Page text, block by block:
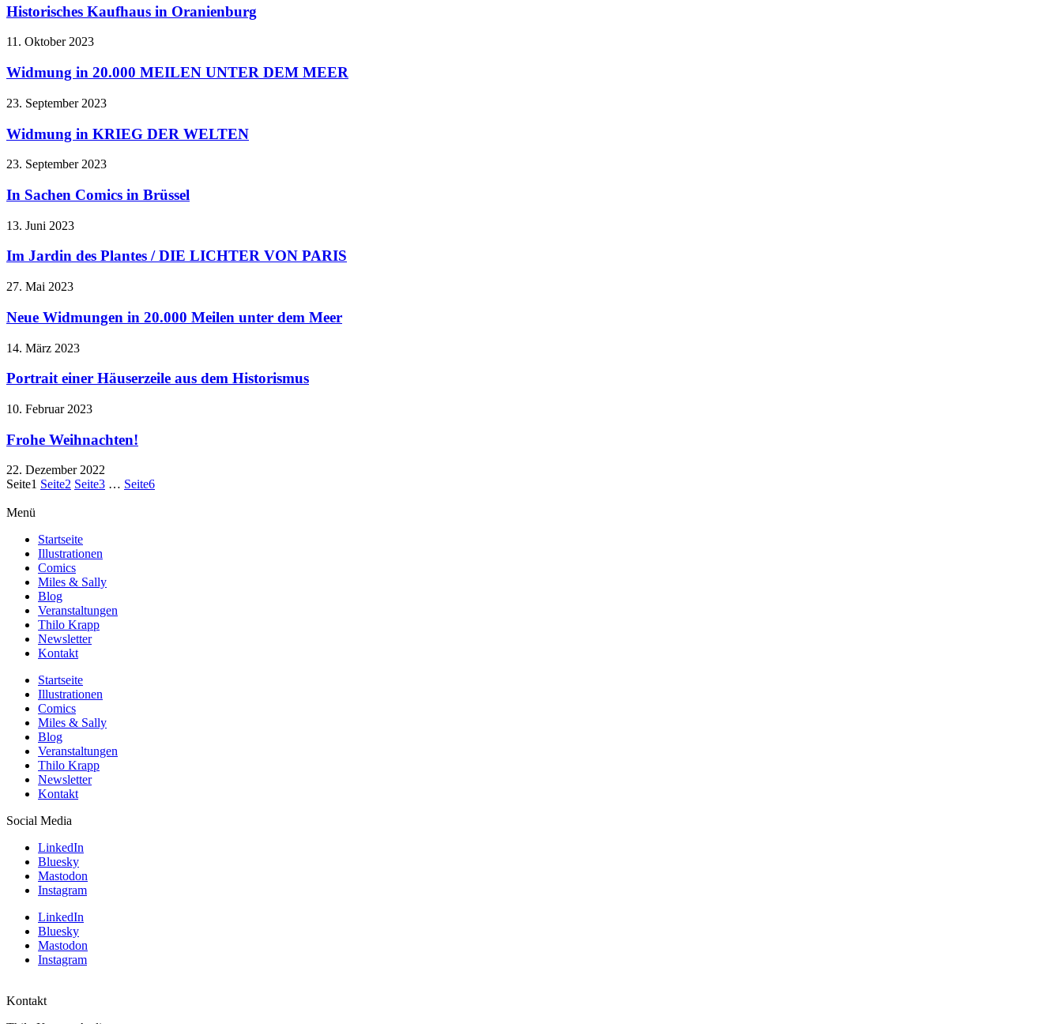
Historisches Kaufhaus in Oranienburg
11. Oktober 2023
Widmung in 20.000 MEILEN UNTER DEM MEER
23. September 2023
Widmung in KRIEG DER WELTEN
23. September 2023
In Sachen Comics in Brüssel
13. Juni 2023
Im Jardin des Plantes / DIE LICHTER VON PARIS
27. Mai 2023
Neue Widmungen in 20.000 Meilen unter dem Meer
14. März 2023
Portrait einer Häuserzeile aus dem Historismus
10. Februar 2023
Frohe Weihnachten!
22. Dezember 2022
Seite1 Seite2 Seite3 … Seite6
Menü
Startseite
Illustrationen
Comics
Miles & Sally
Blog
Veranstaltungen
Thilo Krapp
Newsletter
Kontakt
Startseite
Illustrationen
Comics
Miles & Sally
Blog
Veranstaltungen
Thilo Krapp
Newsletter
Kontakt
Social Media
LinkedIn
Bluesky
Mastodon
Instagram
LinkedIn
Bluesky
Mastodon
Instagram
Kontakt